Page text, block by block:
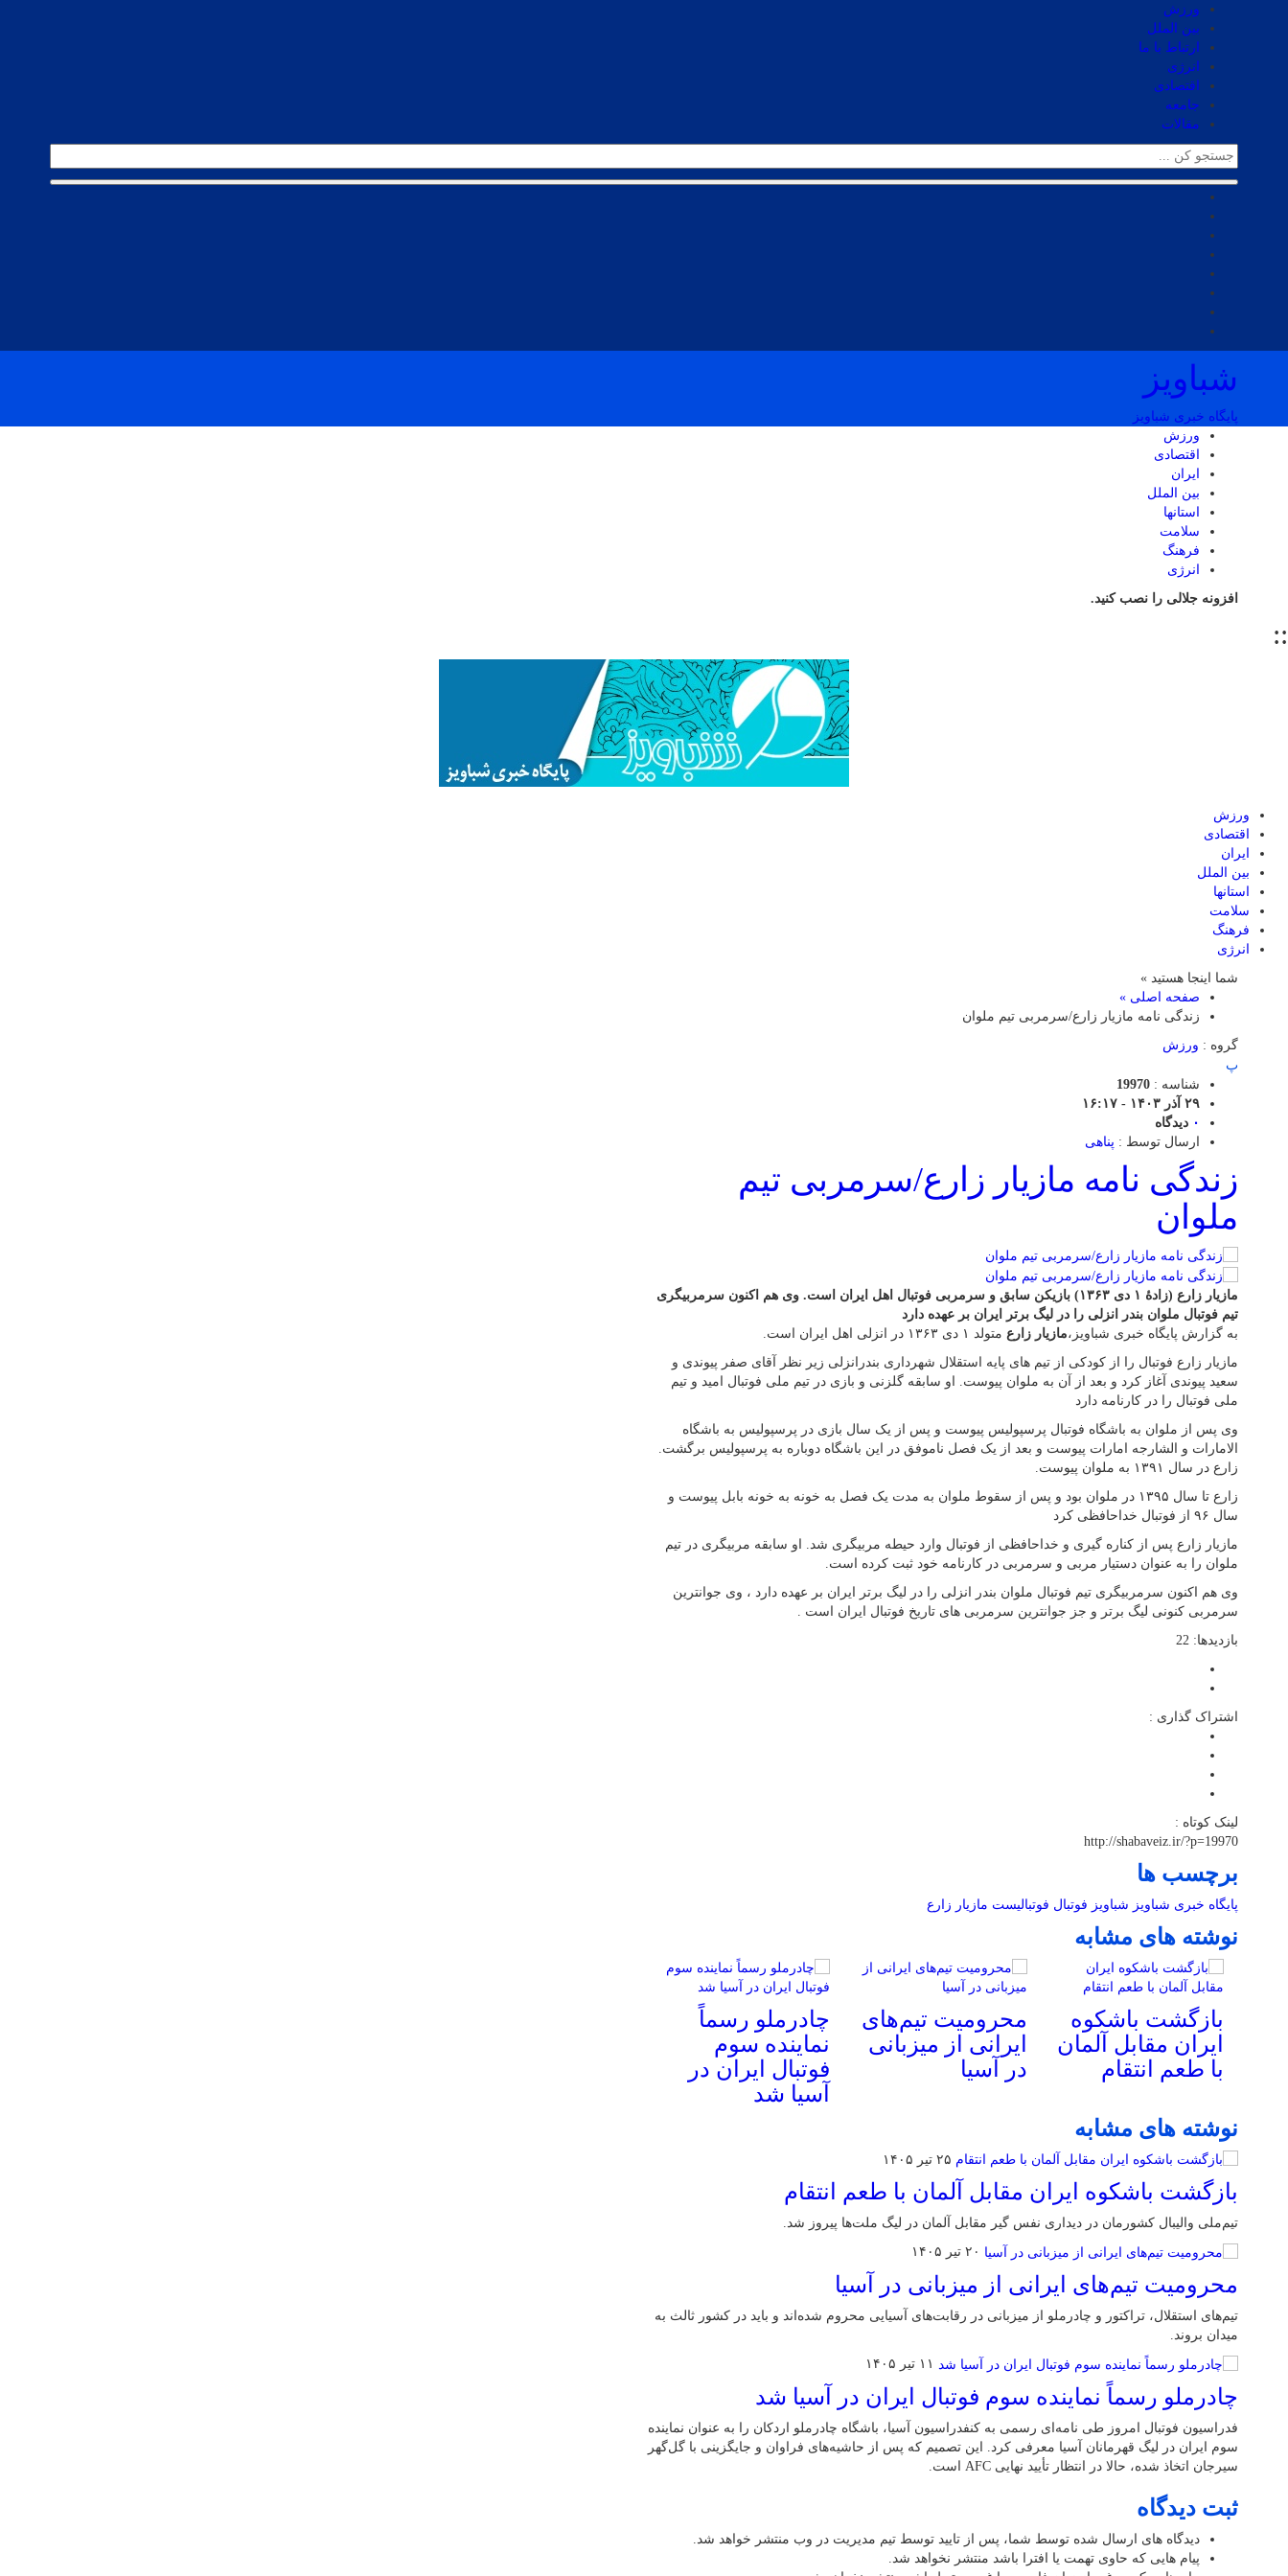
ورزش
بین الملل
ارتباط با ما
انرژی
اقتصادی
جامعه
مقالات
شباویز
پایگاه خبری شباویز
ورزش
اقتصادی
ایران
بین الملل
استانها
سلامت
فرهنگ
انرژی
افزونه جلالی را نصب کنید.
::
ورزش
اقتصادی
ایران
بین الملل
استانها
سلامت
فرهنگ
انرژی
شما اینجا هستید »
صفحه اصلی »
زندگی نامه مازیار زارع/سرمربی تیم ملوان
گروه : ورزش
پ
شناسه : 19970
۲۹ آذر ۱۴۰۳ - ۱۶:۱۷
۰ دیدگاه
ارسال توسط : پناهی
زندگی نامه مازیار زارع/سرمربی تیم
ملوان
مازیار زارع (زادهٔ ۱ دی ۱۳۶۳) بازیکن سابق و سرمربی فوتبال اهل ایران است. وی هم اکنون سرمربیگری
تیم فوتبال ملوان بندر انزلی را در لیگ برتر ایران بر عهده دارد
به گزارش پایگاه خبری شباویز،مازیار زارع متولد ۱ دی ۱۳۶۳ در انزلی اهل ایران است.
مازیار زارع فوتبال را از کودکی از تیم های پایه استقلال شهرداری بندرانزلی زیر نظر آقای صفر پیوندی و
سعید پیوندی آغاز کرد و بعد از آن به ملوان پیوست. او سابقه گلزنی و بازی در تیم ملی فوتبال امید و تیم
ملی فوتبال را در کارنامه دارد
وی پس از ملوان به باشگاه فوتبال پرسپولیس پیوست و پس از یک سال بازی در پرسپولیس به باشگاه
الامارات و الشارجه امارات پیوست و بعد از یک فصل ناموفق در این باشگاه دوباره به پرسپولیس برگشت.
زارع در سال ۱۳۹۱ به ملوان پیوست.
زارع تا سال ۱۳۹۵ در ملوان بود و پس از سقوط ملوان به مدت یک فصل به خونه به خونه بابل پیوست و
سال ۹۶ از فوتبال خداحافظی کرد
مازیار زارع پس از کناره گیری و خداحافظی از فوتبال وارد حیطه مربیگری شد. او سابقه مربیگری در تیم
ملوان را به عنوان دستیار مربی و سرمربی در کارنامه خود ثبت کرده است.
وی هم اکنون سرمربیگری تیم فوتبال ملوان بندر انزلی را در لیگ برتر ایران بر عهده دارد ، وی جوانترین
سرمربی کنونی لیگ برتر و جز جوانترین سرمربی های تاریخ فوتبال ایران است .
بازدیدها: 22
اشتراک گذاری :
لینک کوتاه :
http://shabaveiz.ir/?p=19970
برچسب ها
پایگاه خبری شباویز شباویز فوتبال فوتبالیست مازیار زارع
نوشته های مشابه
بازگشت باشکوه
ایران مقابل آلمان
با طعم انتقام
محرومیت تیم‌های
ایرانی از میزبانی
در آسیا
چادرملو رسماً
نماینده سوم
فوتبال ایران در
آسیا شد
نوشته های مشابه
۲۵ تیر ۱۴۰۵
بازگشت باشکوه ایران مقابل آلمان با طعم انتقام
تیم‌ملی والیبال کشورمان در دیداری نفس گیر مقابل آلمان در لیگ ملت‌ها پیروز شد.
۲۰ تیر ۱۴۰۵
محرومیت تیم‌های ایرانی از میزبانی در آسیا
تیم‌های استقلال، تراکتور و چادرملو از میزبانی در رقابت‌های آسیایی محروم شده‌اند و باید در کشور ثالث به
میدان بروند.
۱۱ تیر ۱۴۰۵
چادرملو رسماً نماینده سوم فوتبال ایران در آسیا شد
فدراسیون فوتبال امروز طی نامه‌ای رسمی به کنفدراسیون آسیا، باشگاه چادرملو اردکان را به عنوان نماینده
سوم ایران در لیگ قهرمانان آسیا معرفی کرد. این تصمیم که پس از حاشیه‌های فراوان و جایگزینی با گل‌گهر
سیرجان اتخاذ شده، حالا در انتظار تأیید نهایی AFC است.
ثبت دیدگاه
دیدگاه های ارسال شده توسط شما، پس از تایید توسط تیم مدیریت در وب منتشر خواهد شد.
پیام هایی که حاوی تهمت یا افترا باشد منتشر نخواهد شد.